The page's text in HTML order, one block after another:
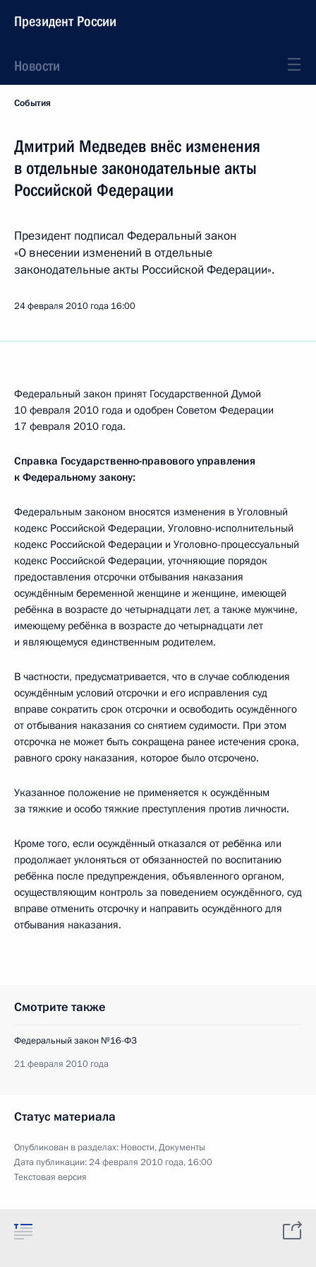
Президент России
Новости
События
Дмитрий Медведев внёс изменения
в отдельные законодательные акты
Российской Федерации
Президент подписал Федеральный закон
«О внесении изменений в отдельные
законодательные акты Российской Федерации».
24 февраля 2010 года 16:00
Федеральный закон принят Государственной Думой
10 февраля 2010 года и одобрен Советом Федерации
17 февраля 2010 года.
Справка Государственно-правового управления
к Федеральному закону:
Федеральным законом вносятся изменения в Уголовный
кодекс Российской Федерации, Уголовно-исполнительный
кодекс Российской Федерации и Уголовно-процессуальный
кодекс Российской Федерации, уточняющие порядок
предоставления отсрочки отбывания наказания
осуждённым беременной женщине и женщине, имеющей
ребёнка в возрасте до четырнадцати лет, а также мужчине,
имеющему ребёнка в возрасте до четырнадцати лет
и являющемуся единственным родителем.
В частности, предусматривается, что в случае соблюдения
осуждённым условий отсрочки и его исправления суд
вправе сократить срок отсрочки и освободить осуждённого
от отбывания наказания со снятием судимости. При этом
отсрочка не может быть сокращена ранее истечения срока,
равного сроку наказания, которое было отсрочено.
Указанное положение не применяется к осуждённым
за тяжкие и особо тяжкие преступления против личности.
Кроме того, если осуждённый отказался от ребёнка или
продолжает уклоняться от обязанностей по воспитанию
ребёнка после предупреждения, объявленного органом,
осуществляющим контроль за поведением осуждённого, суд
вправе отменить отсрочку и направить осуждённого для
отбывания наказания.
Смотрите также
Федеральный закон №16-ФЗ
21 февраля 2010 года
Статус материала
Опубликован в разделах: Новости,Документы
Дата публикации:24 февраля 2010 года, 16:00
Текстовая версия